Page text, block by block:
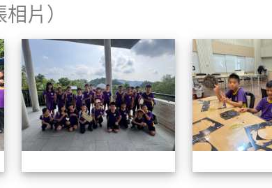
片）
114學年四年級戶外教學 114學年四年級